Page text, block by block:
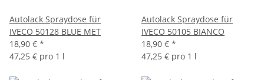
Autolack Spraydose für
IVECO 50128 BLUE MET
18,90 € *
47,25 € pro 1 l
Autolack Spraydose für
IVECO 50105 BIANCO
18,90 € *
47,25 € pro 1 l